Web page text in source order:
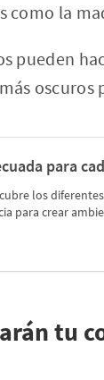
como la
pueden
para
los
para crear
tu